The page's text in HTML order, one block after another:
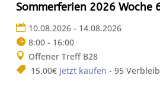
Sommerferien 2026 Woche
10.08.2026 - 14.08.2026
8:00 - 16:00
Offener Treff B28
15,00€ Jetzt kaufen - 95